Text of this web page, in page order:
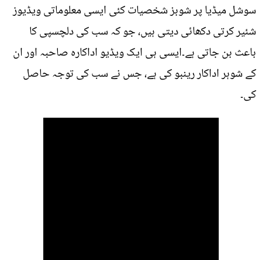
سوشل میڈیا پر شوبز شخصیات کئی ایسی معلوماتی ویڈیوز
شئیر کرتی دکھائی دیتی ہیں، جو کہ سب کی دلچسپی کا
باعث بن جاتی ہے۔ایسی ہی ایک ویڈیو اداکارہ صاحبہ اور ان
کے شوہر اداکار رینبو کی ہے، جس نے سب کی توجہ حاصل
کی۔